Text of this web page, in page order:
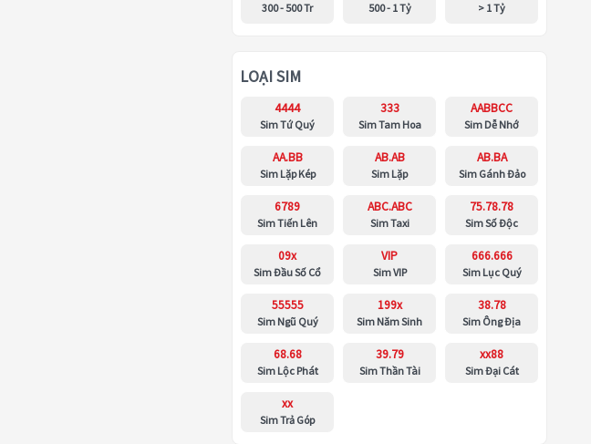
300 - 500 Tr 500 - 1 Tỷ > 1 Tỷ
LOẠI SIM
4444
Sim Tứ Quý
333
Sim Tam Hoa
AABBCC
Sim Dễ Nhớ
AA.BB
Sim Lặp Kép
AB.AB
Sim Lặp
AB.BA
Sim Gánh Đảo
6789
Sim Tiến Lên
ABC.ABC
Sim Taxi
75.78.78
Sim Số Độc
09x
Sim Đầu Số Cổ
VIP
Sim VIP
666.666
Sim Lục Quý
55555
Sim Ngũ Quý
199x
Sim Năm Sinh
38.78
Sim Ông Địa
68.68
Sim Lộc Phát
39.79
Sim Thần Tài
xx88
Sim Đại Cát
xx
Sim Trả Góp